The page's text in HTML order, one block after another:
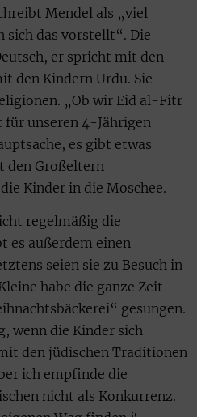
Mendel als „viel
sich das vorstellt“. Die
er spricht mit den
den Kindern Urdu. Sie
„Ob wir Eid al-Fitr
für unseren 4-Jährigen
es gibt etwas
den Großeltern
Kinder in die Moschee.
regelmäßig die
es außerdem einen
seien sie zu Besuch in
habe die ganze Zeit
gesungen.
wenn die Kinder sich
den jüdischen Traditionen
ich empfinde die
nicht als Konkurrenz.